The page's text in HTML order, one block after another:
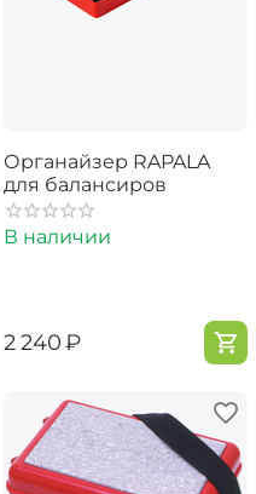
Органайзер RAPALA
для балансиров
В наличии
‍2 240‍₽